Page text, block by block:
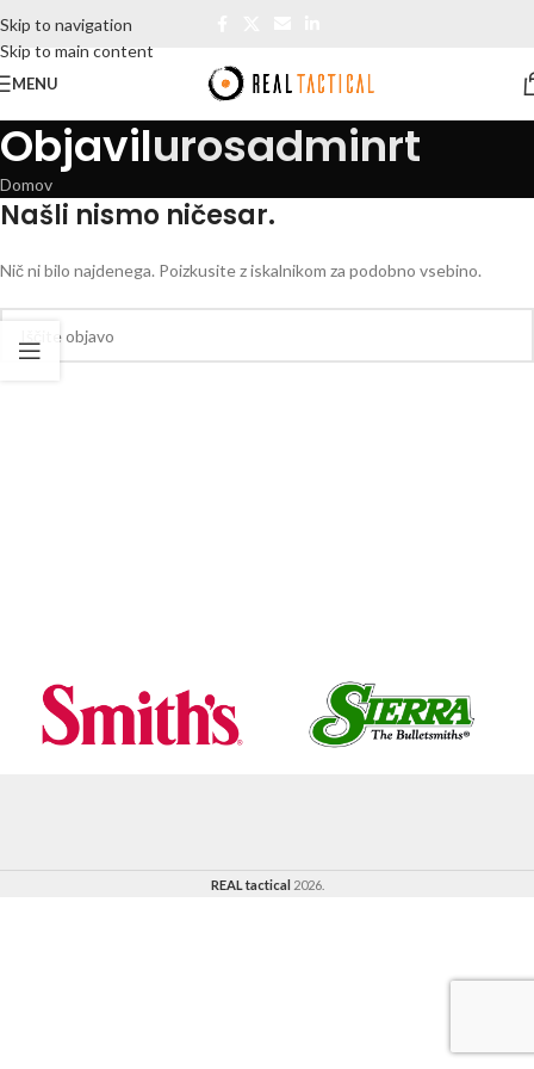
Skip to navigation
Skip to main content
MENU
Objavilurosadminrt
Domov
Našli nismo ničesar.
Nič ni bilo najdenega. Poizkusite z iskalnikom za podobno vsebino.
REAL tactical 2026.